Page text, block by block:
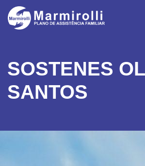
SOSTENES
SANTOS